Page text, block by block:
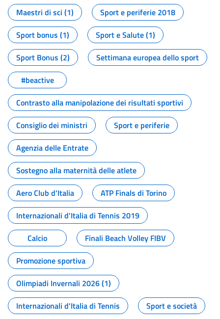
Maestri di sci (1)
Sport e periferie 2018
Sport bonus (1)
Sport e Salute (1)
Sport Bonus (2)
Settimana europea dello sport
#beactive
Contrasto alla manipolazione dei risultati sportivi
Consiglio dei ministri
Sport e periferie
Agenzia delle Entrate
Sostegno alla maternità delle atlete
Aero Club d'Italia
ATP Finals di Torino
Internazionali d'Italia di Tennis 2019
Calcio
Finali Beach Volley FIBV
Promozione sportiva
Olimpiadi Invernali 2026 (1)
Internazionali d'Italia di Tennis
Sport e società